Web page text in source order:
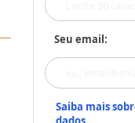
Seu email:
Saiba mais